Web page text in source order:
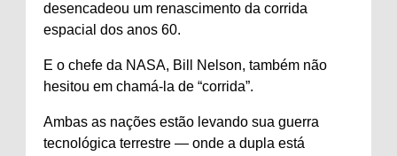
desencadeou um renascimento da corrida
espacial dos anos 60.
E o chefe da NASA, Bill Nelson, também não
hesitou em chamá-la de “corrida”.
Ambas as nações estão levando sua guerra
tecnológica terrestre — onde a dupla está